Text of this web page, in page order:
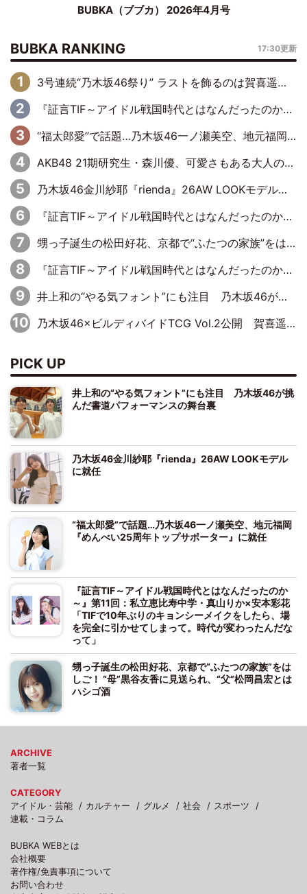
BUBKA（ブブカ） 2026年4月号
BUBKA RANKING 17:30更新
3号連続“乃木坂46祭り” ラストを飾るのは賀喜遥香…5年ぶりの登場に「5年分大人になった私を見ていただけたら」
『証言TIF～アイドル戦国時代とはなんだったのか～』第6回：でんぱ組.inc・古川未鈴×相沢梨紗「『ハロプロやりたかったな』って言ったら、夢眠ねむさんに『てめえはでんぱ組．incなんだよ！』って肩パンされて(笑)」
“福太郎愛”で話題…乃木坂46一ノ瀬美空、地元福岡『めんべい25周年トップサポーター』に就任
AKB48 21期研究生・森川優、可愛さもある大人の女性に
乃木坂46金川紗耶『rienda』26AW LOOKモデルに就任
『証言TIF～アイドル戦国時代とはなんだったのか～』第11回：私立恵比寿中学・真山りか×安本彩花「TIFで10年ぶりのキョンシーメイクをしたら、場を完全に引かせてしまって。時代が変わったんだなって」
甥っ子誕生の松田好花、京都で“ふたつの家族”をはしご！ “母”黒谷友香に見送られ、“父”松岡昌宏とはハシゴ酒
『証言TIF～アイドル戦国時代とはなんだったのか～』第10回：さくら学院・武藤彩未×飯田らうら「正直、中3で辞めるというのを信じてなくて。そう言われてはいたけど、嘘でしょって」
井上和の“やる気フォント”にも注目 乃木坂46が挑んだ書道パフォーマンスの舞台裏
乃木坂46×ビルディバイドTCG Vol.2公開 賀喜遥香＆田村真佑が『京まふ』ステージに登壇
PICK UP
井上和の“やる気フォント”にも注目 乃木坂46が挑
んだ書道パフォーマンスの舞台裏
乃木坂46金川紗耶『rienda』26AW LOOKモデル
に就任
“福太郎愛”で話題…乃木坂46一ノ瀬美空、地元福岡
『めんべい25周年トップサポーター』に就任
『証言TIF～アイドル戦国時代とはなんだったのか
～』第11回：私立恵比寿中学・真山りか×安本彩花
「TIFで10年ぶりのキョンシーメイクをしたら、場
を完全に引かせてしまって。時代が変わったんだな
って」
甥っ子誕生の松田好花、京都で“ふたつの家族”をは
しご！ “母”黒谷友香に見送られ、“父”松岡昌宏とは
ハシゴ酒
ARCHIVE
著者一覧
CATEGORY
アイドル・芸能
カルチャー グルメ 社会
スポーツ
連載・コラム
BUBKA WEBとは
会社概要
著作権/免責事項について
お問い合わせ